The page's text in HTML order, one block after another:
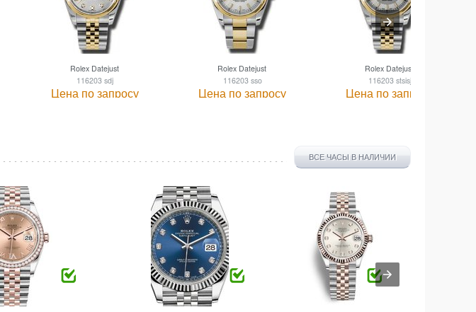
Rolex Datejust
116203 sdj
Цена по запросу
Rolex Datejust
116203 sso
Цена по запросу
Rolex Datejust
116203 stsisj
Цена по запросу
ВСЕ ЧАСЫ В НАЛИЧИИ